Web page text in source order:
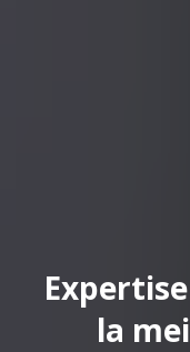
la